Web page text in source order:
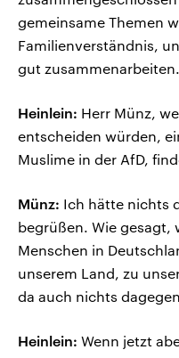
gemeinsame Themen
Familienverständnis,
gut zusammenarbeiten.
Heinlein: Herr Münz,
entscheiden würden,
Muslime in der AfD,
Münz: Ich hätte nichts
begrüßen. Wie gesagt,
Menschen in
unserem Land, zu
da auch nichts
Heinlein: Wenn jetzt